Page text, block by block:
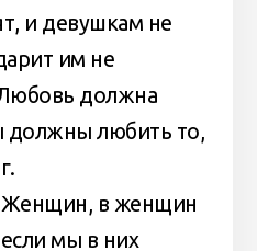
и девушкам не
им не
должна
должны любить то,
Женщин, в женщин
мы в них